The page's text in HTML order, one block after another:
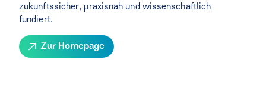
zukunftssicher, praxisnah und wissenschaftlich
fundiert.
Zur Homepage